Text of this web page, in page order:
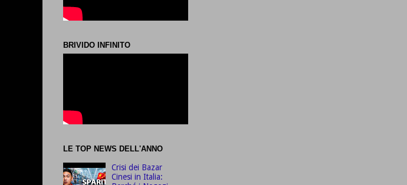
BRIVIDO INFINITO
LE TOP NEWS DELL'ANNO
Crisi dei Bazar
Cinesi in Italia: